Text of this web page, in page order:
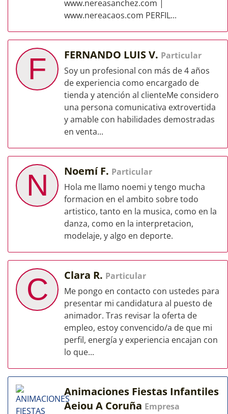
www.nereasanchez.com |
www.nereacaos.com PERFIL...
F FERNANDO LUIS V. Particular
Soy un profesional con más de 4 años
de experiencia como encargado de
tienda y atención al clienteMe considero
una persona comunicativa extrovertida
y amable con habilidades demostradas
en venta...
N Noemí F. Particular
Hola me llamo noemi y tengo mucha
formacion en el ambito sobre todo
artistico, tanto en la musica, como en la
danza, como en la interpretacion,
modelaje, y algo en deporte.
C Clara R. Particular
Me pongo en contacto con ustedes para
presentar mi candidatura al puesto de
animador. Tras revisar la oferta de
empleo, estoy convencido/a de que mi
perfil, energía y experiencia encajan con
lo que...
Animaciones Fiestas Infantiles
Aeiou A Coruña Empresa